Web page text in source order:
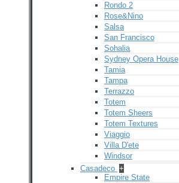
Rondo 2
Rose&Nino
Salsa
San Francisco
Sohalia
Sydney Opera House
Tamia
Tampa
Terrazzo
Totem
Totem Sheers
Totem Textures
Viaggio
Villa D'ete
Windsor
Casadeco +
Empire State